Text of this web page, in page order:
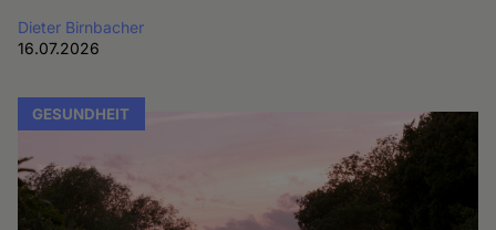
Dieter Birnbacher
16.07.2026
GESUNDHEIT